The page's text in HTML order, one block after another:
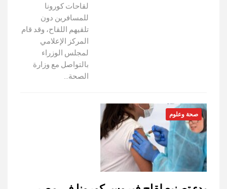
لقاحات كورونا
للمسافرين دون
تلقيهم اللقاح، وقد قام
المركز الإعلامي
لمجلس الوزراء
بالتواصل مع وزارة
الصحة…
صحة وعلوم